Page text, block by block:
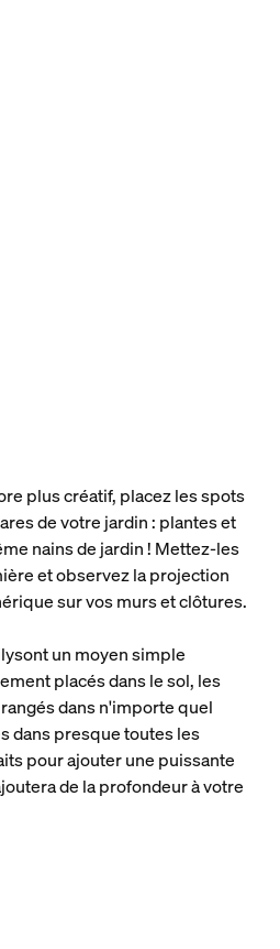
plus créatif, placez les spots
de votre jardin : plantes et
nains de jardin ! Mettez-les
et observez la projection
sur vos murs et clôtures.
sont un moyen simple
placés dans le sol, les
dans n'importe quel
dans presque toutes les
pour ajouter une puissante
de la profondeur à votre